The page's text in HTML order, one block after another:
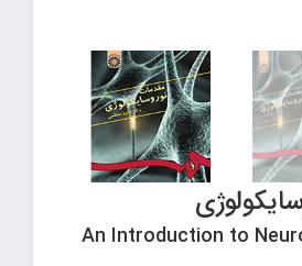
An Introduction to